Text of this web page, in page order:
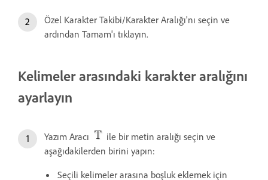
Özel Karakter Takibi/Karakter Aralığı'nı seçin ve
ardından Tamam'ı tıklayın.
Kelimeler arasındaki karakter aralığını
ayarlayın
Yazım Aracı
ile bir metin aralığı seçin ve
aşağıdakilerden birini yapın:
Seçili kelimeler arasına boşluk eklemek için